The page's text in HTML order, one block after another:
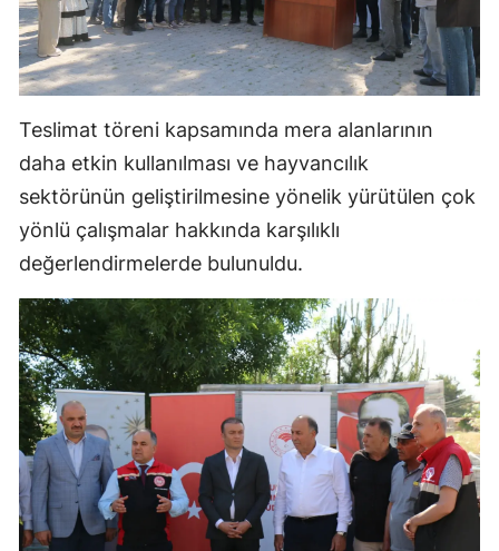
Samsun
Siirt
Sinop
Sivas
Trabzon
Tunceli
Şanlıurfa
Uşak
Van
Yozgat
Teslimat töreni kapsamında mera alanlarının
daha etkin kullanılması ve hayvancılık
sektörünün geliştirilmesine yönelik yürütülen çok
yönlü çalışmalar hakkında karşılıklı
değerlendirmelerde bulunuldu.